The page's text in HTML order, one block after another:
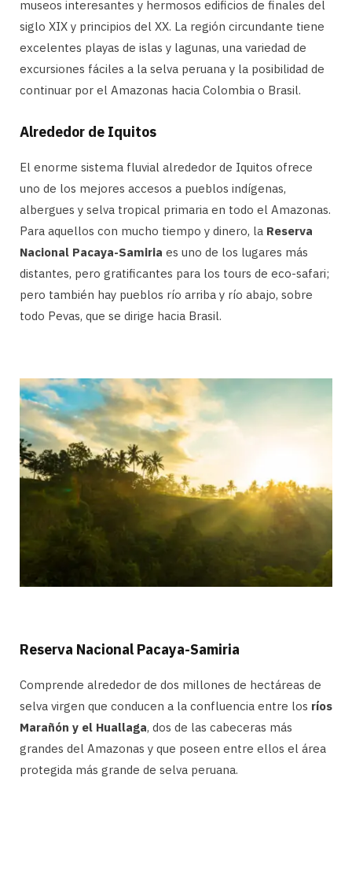
museos interesantes y hermosos edificios de finales del
siglo XIX y principios del XX. La región circundante tiene
excelentes playas de islas y lagunas, una variedad de
excursiones fáciles a la selva peruana y la posibilidad de
continuar por el Amazonas hacia Colombia o Brasil.
Alrededor de Iquitos
El enorme sistema fluvial alrededor de Iquitos ofrece
uno de los mejores accesos a pueblos indígenas,
albergues y selva tropical primaria en todo el Amazonas.
Para aquellos con mucho tiempo y dinero, la Reserva
Nacional Pacaya-Samiria es uno de los lugares más
distantes, pero gratificantes para los tours de eco-safari;
pero también hay pueblos río arriba y río abajo, sobre
todo Pevas, que se dirige hacia Brasil.
Reserva Nacional Pacaya-Samiria
Comprende alrededor de dos millones de hectáreas de
selva virgen que conducen a la confluencia entre los ríos
Marañón y el Huallaga, dos de las cabeceras más
grandes del Amazonas y que poseen entre ellos el área
protegida más grande de selva peruana.